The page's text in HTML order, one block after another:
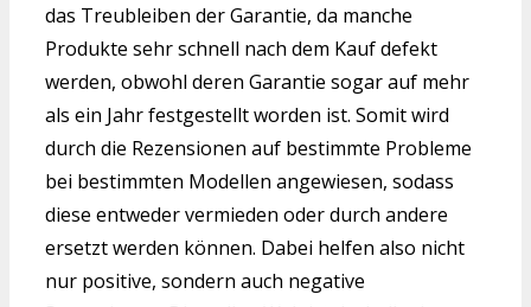
das Treubleiben der Garantie, da manche
Produkte sehr schnell nach dem Kauf defekt
werden, obwohl deren Garantie sogar auf mehr
als ein Jahr festgestellt worden ist. Somit wird
durch die Rezensionen auf bestimmte Probleme
bei bestimmten Modellen angewiesen, sodass
diese entweder vermieden oder durch andere
ersetzt werden können. Dabei helfen also nicht
nur positive, sondern auch negative